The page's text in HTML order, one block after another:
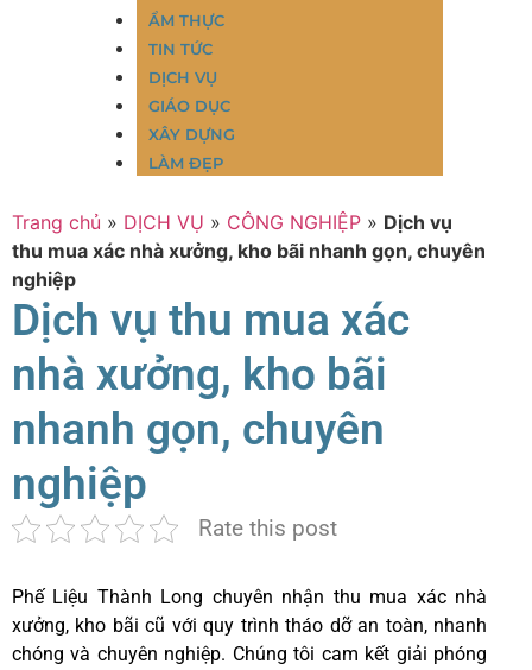
ẨM THỰC
TIN TỨC
DỊCH VỤ
GIÁO DỤC
XÂY DỰNG
LÀM ĐẸP
Trang chủ » DỊCH VỤ » CÔNG NGHIỆP » Dịch vụ
thu mua xác nhà xưởng, kho bãi nhanh gọn, chuyên
nghiệp
Dịch vụ thu mua xác
nhà xưởng, kho bãi
nhanh gọn, chuyên
nghiệp
Rate this post
Phế Liệu Thành Long chuyên nhận thu mua xác nhà
xưởng, kho bãi cũ với quy trình tháo dỡ an toàn, nhanh
chóng và chuyên nghiệp. Chúng tôi cam kết giải phóng